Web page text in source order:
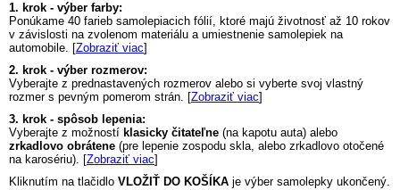
1. krok - výber farby:
Ponúkame 40 farieb samolepiacich fólií, ktoré majú životnosť až 10 rokov
v závislosti na zvolenom materiálu a umiestnenie samolepiek na
automobile. [Zobraziť viac]
2. krok - výber rozmerov:
Vyberajte z prednastavených rozmerov alebo si vyberte svoj vlastný
rozmer s pevným pomerom strán. [Zobraziť viac]
3. krok - spôsob lepenia:
Vyberajte z možností klasicky čitateľne (na kapotu auta) alebo
zrkadlovo obrátene (pre lepenie zospodu skla, alebo zrkadlovo otočené
na karosériu). [Zobraziť viac]
Kliknutím na tlačidlo VLOŽIŤ DO KOŠÍKA je výber samolepky ukončený.